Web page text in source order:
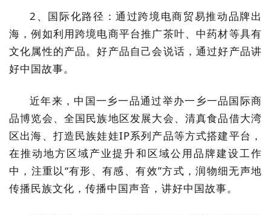
2、国际化路径：通过跨境电商贸易推动品牌出
海，例如利用跨境电商平台推广茶叶、中药材等具有
文化属性的产品。好产品自己会说话，通过好产品讲
好中国故事。
近年来，中国一乡一品通过举办一乡一品国际商
品博览会、全国民族地区发展大会、清真食品借大湾
区出海、打造民族娃娃IP系列产品等方式搭建平台，
在推动地方区域产业提升和区域公用品牌建设工作
中，注重以“有形、有感、有效”方式，润物细无声地
传播民族文化，传播中国声音，讲好中国故事。